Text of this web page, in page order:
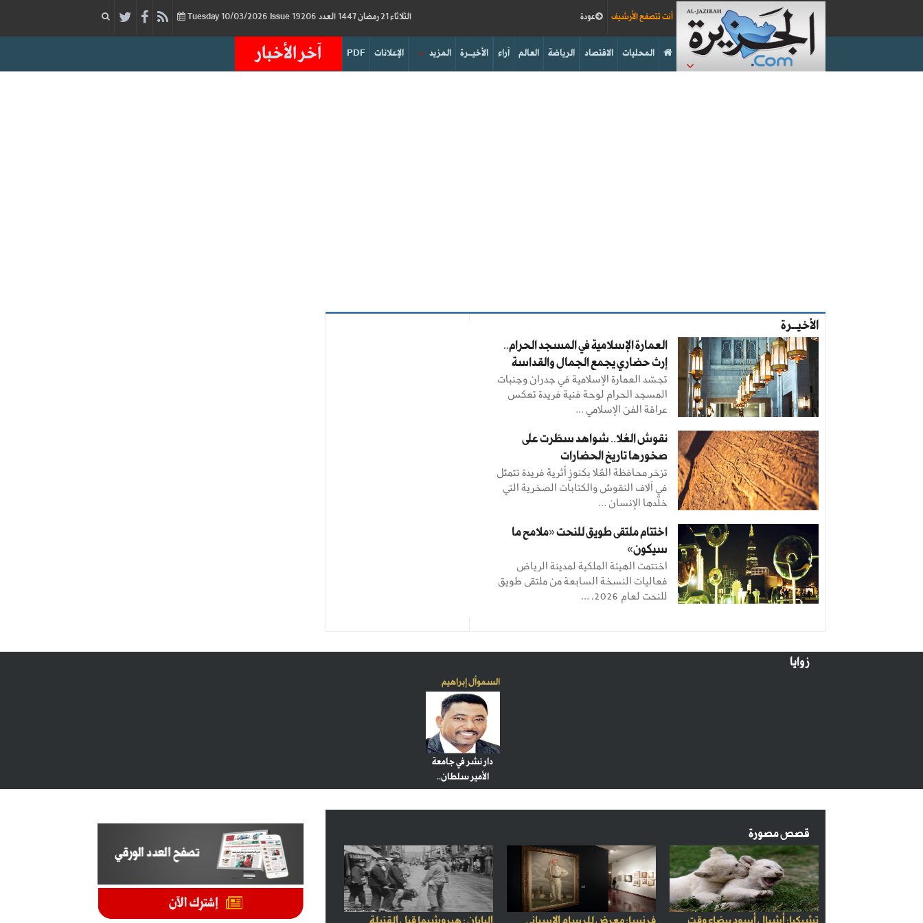
الثلاثاء 21 رمضان 1447 العدد 19206 10/03/2026 Issue عودة أنت تتصفح الأرشيف
آخر الأخبار PDF الإعلانات المزيد الأخيــرة آراء العالم الرياضة الاقتصاد المحليات
الأخيــرة
العمارة الإسلامية في المسجد الحرام..
إرث حضاري يجمع الجمال والقداسة
تجسّد العمارة الإسلامية في جدران وجنبات
المسجد الحرام لوحة فنية فريدة تعكس
عراقة الفن الإسلامي ...
نقوش العُلا.. شواهد سطّرت على
صخورها تاريخ الحضارات
تزخر محافظة العُلا بكنوزٍ أثرية فريدة تتمثل
في آلاف النقوش والكتابات الصخرية التي
خلّدها الإنسان ...
اختتام ملتقى طويق للنحت «ملامح ما
سيكون»
اختتمت الهيئة الملكية لمدينة الرياض
فعاليات النسخة السابعة من ملتقى طويق
للنحت لعام 2026، ...
زوايا
السموأل إبراهيم
دار نشر في جامعة
الأمير سلطان..
قصص مصورة